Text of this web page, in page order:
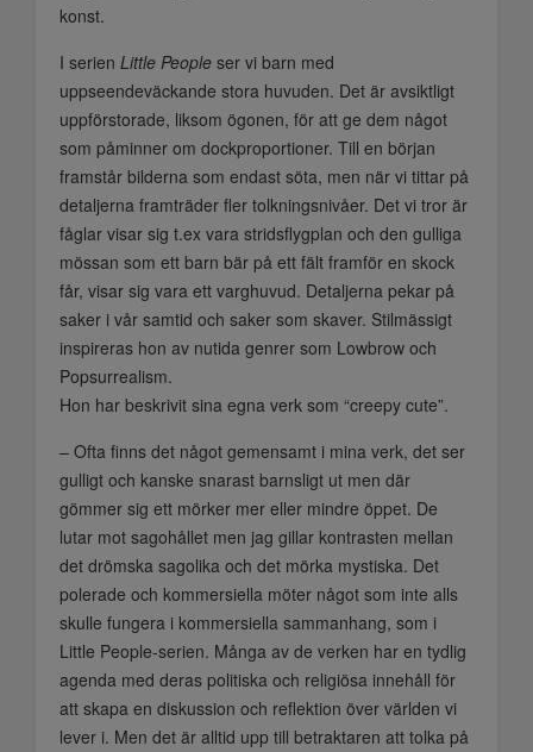
konst.
I serien Little People ser vi barn med
uppseendeväckande stora huvuden. Det är avsiktligt
uppförstorade, liksom ögonen, för att ge dem något
som påminner om dockproportioner. Till en början
framstår bilderna som endast söta, men när vi tittar på
detaljerna framträder fler tolkningsnivåer. Det vi tror är
fåglar visar sig t.ex vara stridsflygplan och den gulliga
mössan som ett barn bär på ett fält framför en skock
får, visar sig vara ett varghuvud. Detaljerna pekar på
saker i vår samtid och saker som skaver. Stilmässigt
inspireras hon av nutida genrer som Lowbrow och
Popsurrealism.
Hon har beskrivit sina egna verk som “creepy cute”.
– Ofta finns det något gemensamt i mina verk, det ser
gulligt och kanske snarast barnsligt ut men där
gömmer sig ett mörker mer eller mindre öppet. De
lutar mot sagohållet men jag gillar kontrasten mellan
det drömska sagolika och det mörka mystiska. Det
polerade och kommersiella möter något som inte alls
skulle fungera i kommersiella sammanhang, som i
Little People-serien. Många av de verken har en tydlig
agenda med deras politiska och religiösa innehåll för
att skapa en diskussion och reflektion över världen vi
lever i. Men det är alltid upp till betraktaren att tolka på